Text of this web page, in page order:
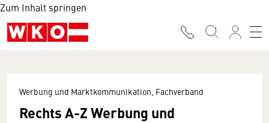
Zum Inhalt springen
Werbung und Marktkommunikation, Fachverband
Rechts A-Z Werbung und